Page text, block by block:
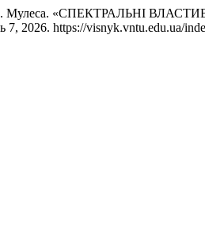
Мулеса. «СПЕКТРАЛЬНІ
7, 2026. https://visnyk.vntu.edu.ua/